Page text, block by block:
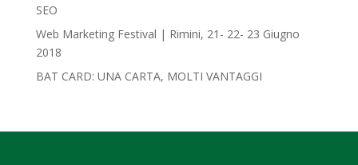
SEO
Web Marketing Festival | Rimini, 21- 22- 23 Giugno
2018‎
BAT CARD: UNA CARTA, MOLTI VANTAGGI